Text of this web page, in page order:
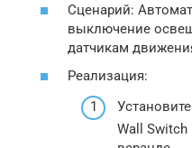
Сценарий:
выключение
датчикам
Реализация:
Wall Switch